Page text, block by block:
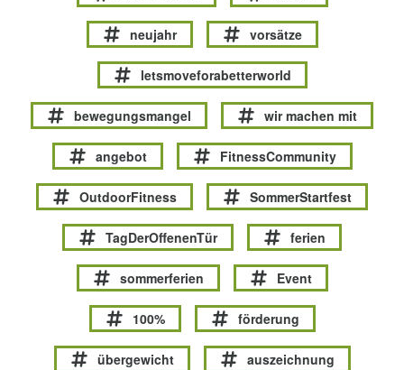
neujahr vorsätze
letsmoveforabetterworld
bewegungsmangel wir machen mit
angebot FitnessCommunity
OutdoorFitness SommerStartfest
TagDerOffenenTür ferien
sommerferien Event
100% förderung
übergewicht auszeichnung